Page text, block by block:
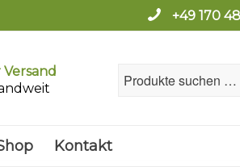
+49 170
Kontakt